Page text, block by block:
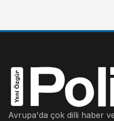
Avrupa'da çok dilli haber